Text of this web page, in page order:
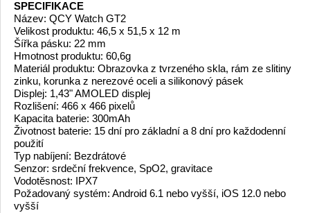
SPECIFIKACE
Název: QCY Watch GT2
Velikost produktu: 46,5 x 51,5 x 12 m
Šířka pásku: 22 mm
Hmotnost produktu: 60,6g
Materiál produktu: Obrazovka z tvrzeného skla, rám ze slitiny
zinku, korunka z nerezové oceli a silikonový pásek
Displej: 1,43" AMOLED displej
Rozlišení: 466 x 466 pixelů
Kapacita baterie: 300mAh
Životnost baterie: 15 dní pro základní a 8 dní pro každodenní
použití
Typ nabíjení: Bezdrátové
Senzor: srdeční frekvence, SpO2, gravitace
Vodotěsnost: IPX7
Požadovaný systém: Android 6.1 nebo vyšší, iOS 12.0 nebo
vyšší